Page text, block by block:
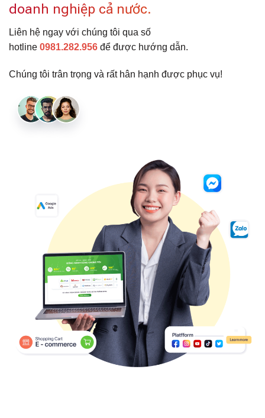
doanh nghiệp cả nước.
Liên hệ ngay với chúng tôi qua số
hotline 0981.282.956 để được hướng dẫn.
Chúng tôi trân trọng và rất hân hạnh được phục vụ!